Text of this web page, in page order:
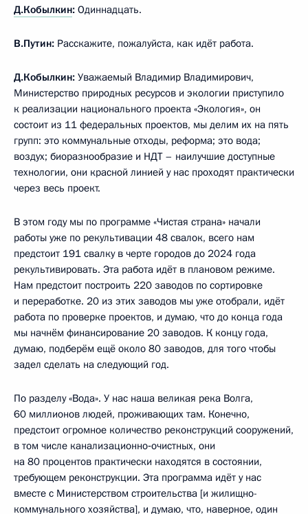
Д.Кобылкин: Одиннадцать.
В.Путин: Расскажите, пожалуйста, как идёт работа.
Д.Кобылкин: Уважаемый Владимир Владимирович,
Министерство природных ресурсов и экологии приступило
к реализации национального проекта «Экология», он
состоит из 11 федеральных проектов, мы делим их на пять
групп: это коммунальные отходы, реформа; это вода;
воздух; биоразнообразие и НДТ – наилучшие доступные
технологии, они красной линией у нас проходят практически
через весь проект.
В этом году мы по программе «Чистая страна» начали
работы уже по рекультивации 48 свалок, всего нам
предстоит 191 свалку в черте городов до 2024 года
рекультивировать. Эта работа идёт в плановом режиме.
Нам предстоит построить 220 заводов по сортировке
и переработке. 20 из этих заводов мы уже отобрали, идёт
работа по проверке проектов, и думаю, что до конца года
мы начнём финансирование 20 заводов. К концу года,
думаю, подберём ещё около 80 заводов, для того чтобы
задел сделать на следующий год.
По разделу «Вода». У нас наша великая река Волга,
60 миллионов людей, проживающих там. Конечно,
предстоит огромное количество реконструкций сооружений,
в том числе канализационно‑очистных, они
на 80 процентов практически находятся в состоянии,
требующем реконструкции. Эта программа идёт у нас
вместе с Министерством строительства [и жилищно-
коммунального хозяйства], и думаю, что, наверное, один